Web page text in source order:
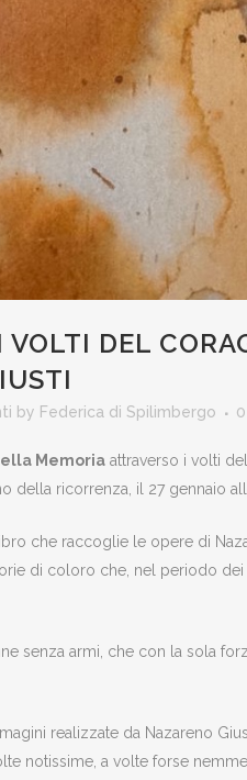
VOLTI DEL
by Federica di Spilimbergo
Memoria attraverso i volti
della ricorrenza, il 27 gennaio
che raccoglie le opere di
di coloro che, nel periodo
senza armi, che con la sola
realizzate da Nazareno
notissime, a volte forse